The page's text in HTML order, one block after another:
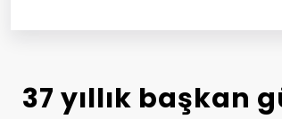
37 yıllık başkan